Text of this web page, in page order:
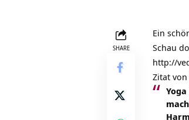
SHARE
Ein
Schau
http://
Zitat von